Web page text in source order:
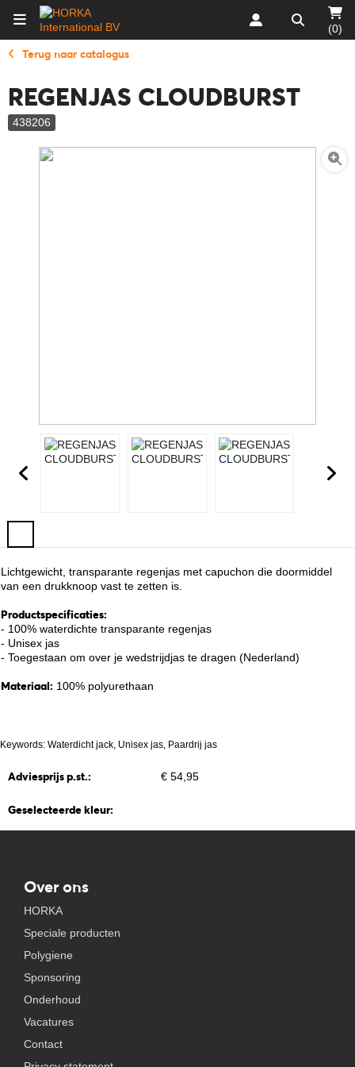
(0)
Terug naar catalogus
REGENJAS CLOUDBURST
438206
Lichtgewicht, transparante regenjas met capuchon die doormiddel
van een drukknoop vast te zetten is.
Productspecificaties:
- 100% waterdichte transparante regenjas
- Unisex jas
- Toegestaan om over je wedstrijdjas te dragen (Nederland)
Materiaal: 100% polyurethaan
Keywords: Waterdicht jack, Unisex jas, Paardrij jas
Adviesprijs p.st.: € 54,95
Geselecteerde kleur:
Over ons
HORKA
Speciale producten
Polygiene
Sponsoring
Onderhoud
Vacatures
Contact